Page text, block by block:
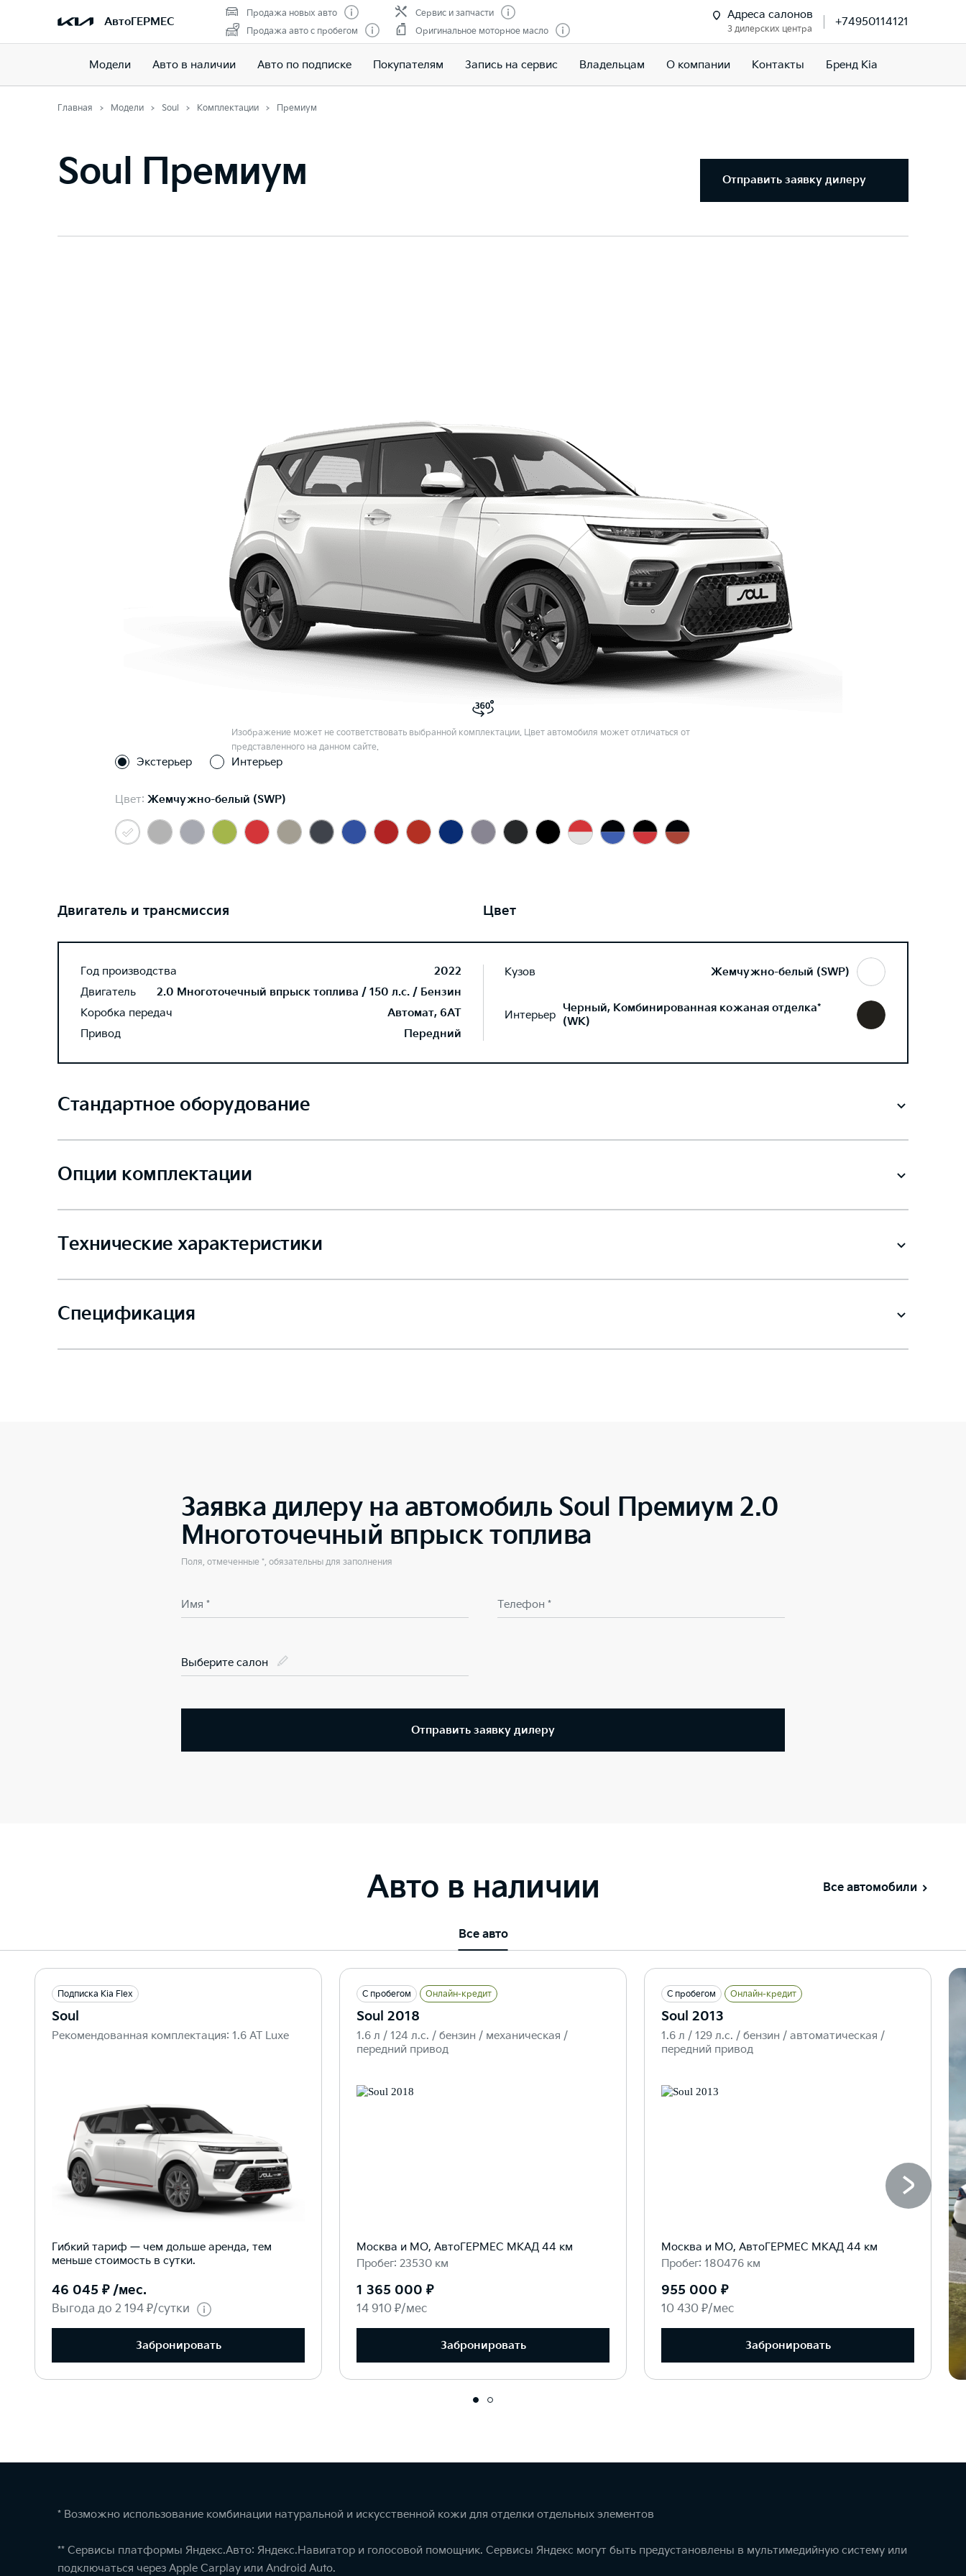
АвтоГЕРМЕС
Продажа новых авто
Продажа авто с пробегом
Сервис и запчасти
Оригинальное моторное масло
Адреса салонов
3 дилерских центра
+74950114121
Модели Авто в наличии Авто по подписке Покупателям Запись на сервис Владельцам О компании Контакты Бренд Kia
Главная Модели Soul Комплектации Премиум
Soul Премиум Отправить заявку дилеру
Изображение может не соответствовать выбранной комплектации. Цвет автомобиля может отличаться от
представленного на данном сайте.
Экстерьер Интерьер
Цвет: Жемчужно-белый (SWP)
Двигатель и трансмиссия
Год производства
2022
Двигатель
2.0 Многоточечный впрыск топлива / 150 л.с. / Бензин
Коробка передач
Автомат, 6AT
Привод
Передний
Цвет
Кузов Жемчужно-белый (SWP)
Интерьер Черный, Комбинированная кожаная отделка*
(WK)
Стандартное оборудование
Опции комплектации
Технические характеристики
Спецификация
Заявка дилеру на автомобиль Soul Премиум 2.0
Многоточечный впрыск топлива
Поля, отмеченные *, обязательны для заполнения
Имя * Телефон *
Выберите салон
Отправить заявку дилеру
Авто в наличии Все автомобили
Все авто
Подписка Kia Flex
Soul
Рекомендованная комплектация: 1.6 AT Luxe
Гибкий тариф — чем дольше аренда, тем
меньше стоимость в сутки.
46 045 ₽ /мес.
Выгода до 2 194 ₽/сутки
Забронировать
С пробегом Онлайн-кредит
Soul 2018
1.6 л / 124 л.c. / бензин / механическая /
передний привод
Москва и МО, АвтоГЕРМЕС МКАД 44 км
Пробег: 23530 км
1 365 000 ₽
14 910 ₽/мес
Забронировать
С пробегом Онлайн-кредит
Soul 2013
1.6 л / 129 л.c. / бензин / автоматическая /
передний привод
Москва и МО, АвтоГЕРМЕС МКАД 44 км
Пробег: 180476 км
955 000 ₽
10 430 ₽/мес
Забронировать
* Возможно использование комбинации натуральной и искусственной кожи для отделки отдельных элементов
** Сервисы платформы Яндекс.Авто: Яндекс.Навигатор и голосовой помощник. Сервисы Яндекс могут быть предустановлены в мультимедийную систему или
подключаться через Apple Carplay или Android Auto.